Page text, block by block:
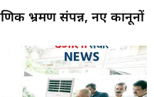
भ्रमण संपन्न, नए कानूनों